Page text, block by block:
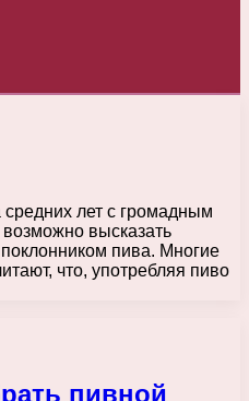
лет с громадным
высказать
пива. Многие
что, употребляя пиво
пивной